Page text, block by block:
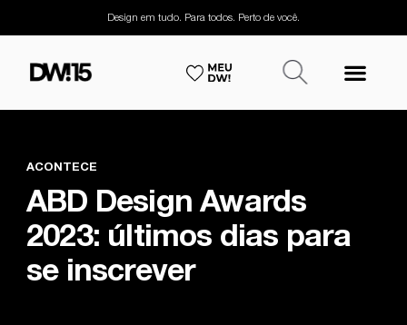
Design em tudo. Para todos. Perto de você.
ACONTECE
ABD Design Awards
2023: últimos dias para
se inscrever